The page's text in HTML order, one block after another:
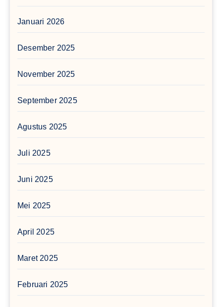
Januari 2026
Desember 2025
November 2025
September 2025
Agustus 2025
Juli 2025
Juni 2025
Mei 2025
April 2025
Maret 2025
Februari 2025